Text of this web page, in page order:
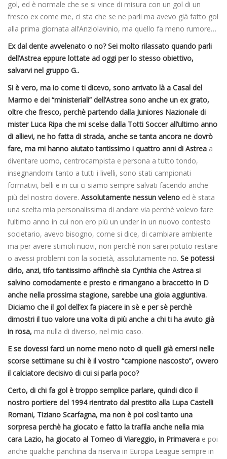
gol, ed è normale che se si vince di misura con un gol di un
fresco ex come me, ci sta che se ne parli ma avevo già fatto gol
alla prima giornata all’Anziolavinio, ma quello fa meno rumore…
Ex dal dente avvelenato o no? Sei molto rilassato quando parli
dell’Astrea eppure lottate ad oggi per lo stesso obiettivo,
salvarvi nel gruppo G..
Si è vero, ma io come ti dicevo, sono arrivato là a Casal del
Marmo e dei “ministeriali” dell’Astrea sono anche un ex grato,
oltre che fresco, perchè partendo dalla Juniores Nazionale di
mister Luca Ripa che mi scelse dalla Totti Soccer all’ultimo anno
di allievi, ne ho fatta di strada, anche se tanta ancora ne dovrò
fare, ma mi hanno aiutato tantissimo i quattro anni di Astrea a
diventare uomo, centrocampista e persona a tutto tondo,
insegnandomi tanto a tutti i livelli, sono stati campionati
formativi, belli e in cui ci siamo sempre salvati facendo anche
più del nostro dovere. Assolutamente nessun veleno ed è stata
una scelta mia personalissima di andare via perchè volevo fare
l’ultimo anno in cui non ero più un under in un nuovo contesto
societario, avevo bisogno, come si dice, di cambiare ambiente
ma per avere stimoli nuovi, non perchè non sarei potuto restare
o avessi problemi con la società, assolutamente no. Se potessi
dirlo, anzi, tifo tantissimo affinchè sia Cynthia che Astrea si
salvino comodamente e presto e rimangano a braccetto in D
anche nella prossima stagione, sarebbe una gioia aggiuntiva.
Diciamo che il gol dell’ex fa piacere in sè e per sè perchè
dimostri il tuo valore una volta di più anche a chi ti ha avuto già
in rosa, ma nulla di diverso, nel mio caso.
E se dovessi farci un nome meno noto di quelli già emersi nelle
scorse settimane su chi è il vostro “campione nascosto”, ovvero
il calciatore decisivo di cui si parla poco?
Certo, di chi fa gol è troppo semplice parlare, quindi dico il
nostro portiere del 1994 rientrato dal prestito alla Lupa Castelli
Romani, Tiziano Scarfagna, ma non è poi così tanto una
sorpresa perchè ha giocato e fatto la trafila anche nella mia
cara Lazio, ha giocato al Torneo di Viareggio, in Primavera e poi
anche qualche panchina da riserva in Europa League sempre in